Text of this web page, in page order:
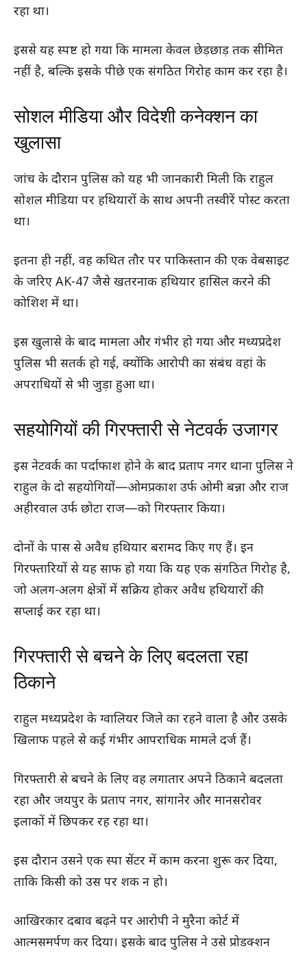
रहा था।
इससे यह स्पष्ट हो गया कि मामला केवल छेड़छाड़ तक सीमित
नहीं है, बल्कि इसके पीछे एक संगठित गिरोह काम कर रहा है।
सोशल मीडिया और विदेशी कनेक्शन का
खुलासा
जांच के दौरान पुलिस को यह भी जानकारी मिली कि राहुल
सोशल मीडिया पर हथियारों के साथ अपनी तस्वीरें पोस्ट करता
था।
इतना ही नहीं, वह कथित तौर पर पाकिस्तान की एक वेबसाइट
के जरिए AK-47 जैसे खतरनाक हथियार हासिल करने की
कोशिश में था।
इस खुलासे के बाद मामला और गंभीर हो गया और मध्यप्रदेश
पुलिस भी सतर्क हो गई, क्योंकि आरोपी का संबंध वहां के
अपराधियों से भी जुड़ा हुआ था।
सहयोगियों की गिरफ्तारी से नेटवर्क उजागर
इस नेटवर्क का पर्दाफाश होने के बाद प्रताप नगर थाना पुलिस ने
राहुल के दो सहयोगियों—ओमप्रकाश उर्फ ओमी बन्ना और राज
अहीरवाल उर्फ छोटा राज—को गिरफ्तार किया।
दोनों के पास से अवैध हथियार बरामद किए गए हैं। इन
गिरफ्तारियों से यह साफ हो गया कि यह एक संगठित गिरोह है,
जो अलग-अलग क्षेत्रों में सक्रिय होकर अवैध हथियारों की
सप्लाई कर रहा था।
गिरफ्तारी से बचने के लिए बदलता रहा
ठिकाने
राहुल मध्यप्रदेश के ग्वालियर जिले का रहने वाला है और उसके
खिलाफ पहले से कई गंभीर आपराधिक मामले दर्ज हैं।
गिरफ्तारी से बचने के लिए वह लगातार अपने ठिकाने बदलता
रहा और जयपुर के प्रताप नगर, सांगानेर और मानसरोवर
इलाकों में छिपकर रह रहा था।
इस दौरान उसने एक स्पा सेंटर में काम करना शुरू कर दिया,
ताकि किसी को उस पर शक न हो।
आखिरकार दबाव बढ़ने पर आरोपी ने मुरैना कोर्ट में
आत्मसमर्पण कर दिया। इसके बाद पुलिस ने उसे प्रोडक्शन